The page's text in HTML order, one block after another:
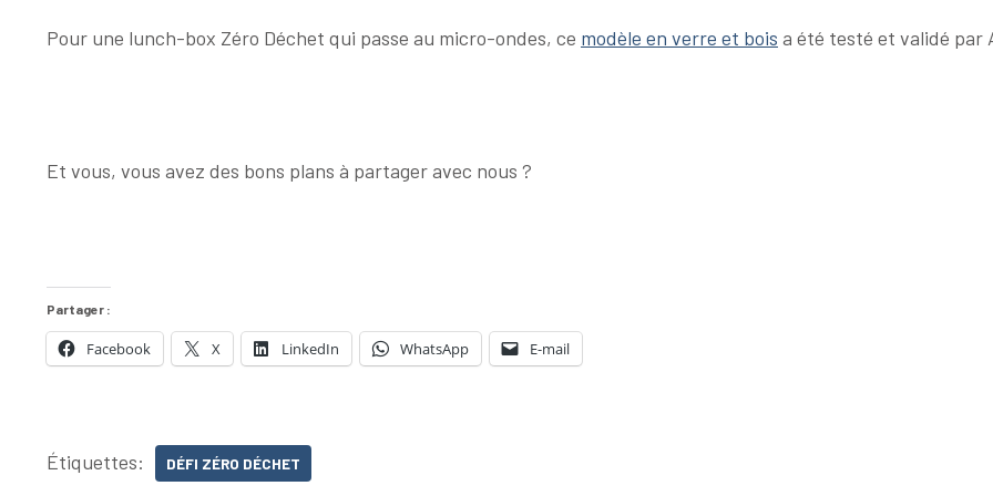
Pour une lunch-box Zéro Déchet qui passe au micro-ondes, ce modèle en verre et bois a été testé et validé par
Et vous, vous avez des bons plans à partager avec nous ?
Partager :
Facebook X LinkedIn WhatsApp E-mail
Étiquettes: DÉFI ZÉRO DÉCHET